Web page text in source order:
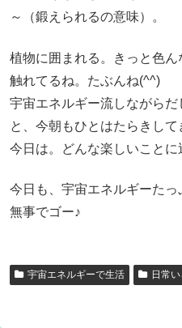
～（鍛えられるの意味）。
植物に囲まれる。きっと色
触れてるね。たぶんね(^^)
宇宙エネルギー流しながらだ
と、今朝もひとはたらきして
今日は。どんな楽しいことに
今日も、宇宙エネルギーた
無事でゴー♪
宇宙エネルギーで生活 日常